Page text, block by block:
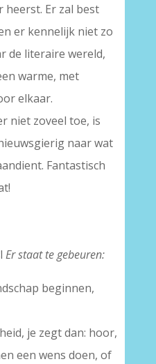
Er zal best
er kennelijk niet zo
de literaire wereld,
warme, met
elkaar.
niet zoveel toe, is
naar wat
Fantastisch
Er staat te gebeuren:
beginnen,
je zegt dan: hoor,
een wens doen, of